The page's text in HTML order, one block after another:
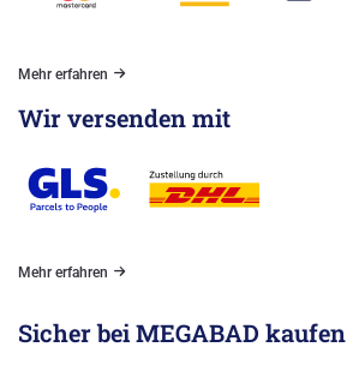
Mehr erfahren
Wir versenden mit
Mehr erfahren
Sicher bei MEGABAD kaufen